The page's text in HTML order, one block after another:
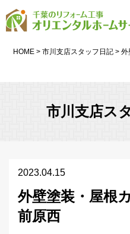
HOME > 市川支店スタッフ日記 > 外
市川支店ス
2023.04.15
外壁塗装・屋根
前原西